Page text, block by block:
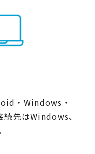
・Windows・
先はWindows、